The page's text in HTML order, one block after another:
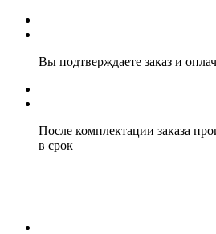
Вы подтверждаете заказ и
После комплектации заказа
в срок